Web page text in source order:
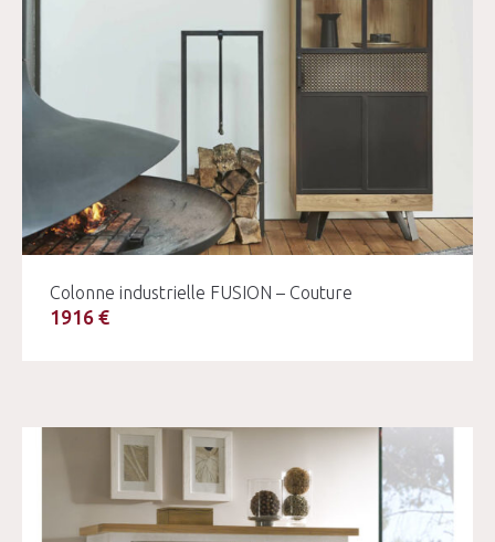
Colonne industrielle FUSION – Couture
1916 €